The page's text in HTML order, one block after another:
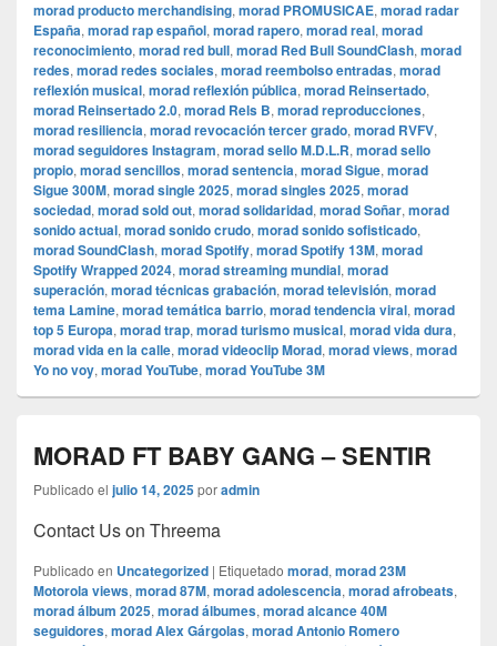
morad producto merchandising, morad PROMUSICAE, morad radar
España, morad rap español, morad rapero, morad real, morad
reconocimiento, morad red bull, morad Red Bull SoundClash, morad
redes, morad redes sociales, morad reembolso entradas, morad
reflexión musical, morad reflexión pública, morad Reinsertado,
morad Reinsertado 2.0, morad Rels B, morad reproducciones,
morad resiliencia, morad revocación tercer grado, morad RVFV,
morad seguidores Instagram, morad sello M.D.L.R, morad sello
propio, morad sencillos, morad sentencia, morad Sigue, morad
Sigue 300M, morad single 2025, morad singles 2025, morad
sociedad, morad sold out, morad solidaridad, morad Soñar, morad
sonido actual, morad sonido crudo, morad sonido sofisticado,
morad SoundClash, morad Spotify, morad Spotify 13M, morad
Spotify Wrapped 2024, morad streaming mundial, morad
superación, morad técnicas grabación, morad televisión, morad
tema Lamine, morad temática barrio, morad tendencia viral, morad
top 5 Europa, morad trap, morad turismo musical, morad vida dura,
morad vida en la calle, morad videocli‏p Morad, morad views, morad
Yo no voy, morad YouTube, morad YouTube 3M
MORAD FT BABY GANG – SENTIR
Publicado el julio 14, 2025poradmin
Contact Us on Threema
Publicado en Uncategorized | Etiquetado morad, morad 23M
Motorola views, morad 87M, morad adolescencia, morad afrobeats,
morad álbum 2025, morad álbumes, morad alcance 40M
seguidores, morad Alex Gárgolas, morad Antonio Romero